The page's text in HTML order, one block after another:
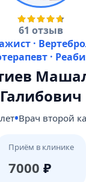
61 отзыв
·
·
Галибович
Врач второй
Приём в клинике
7000 ₽